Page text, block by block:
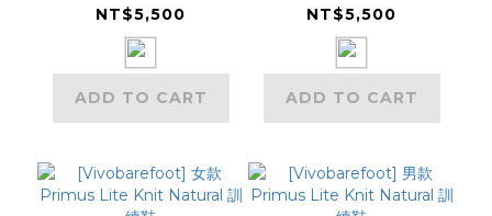
樂福鞋
（1032746）
NT$5,500
ADD TO CART
樂福鞋
（1032748）
NT$5,500
ADD TO CART